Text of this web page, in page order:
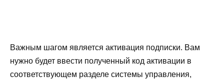
Важным шагом является активация подписки. Вам
нужно будет ввести полученный код активации в
соответствующем разделе системы управления,